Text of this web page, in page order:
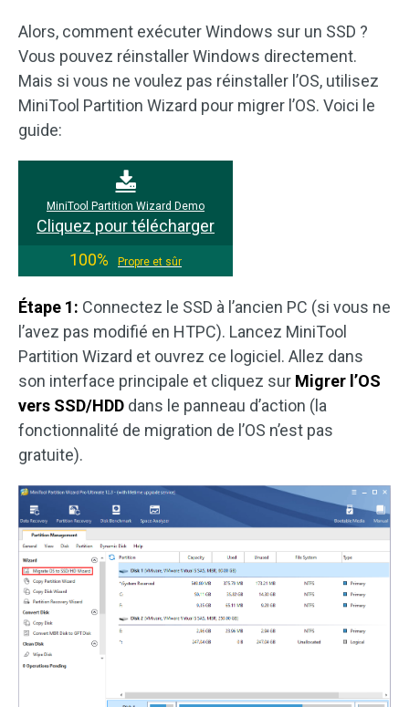
Alors, comment exécuter Windows sur un SSD ?
Vous pouvez réinstaller Windows directement.
Mais si vous ne voulez pas réinstaller l’OS, utilisez
MiniTool Partition Wizard pour migrer l’OS. Voici le
guide:
MiniTool Partition Wizard Demo
Cliquez pour télécharger
100%
Propre et sûr
Étape 1: Connectez le SSD à l’ancien PC (si vous ne
l’avez pas modifié en HTPC). Lancez MiniTool
Partition Wizard et ouvrez ce logiciel. Allez dans
son interface principale et cliquez sur Migrer l’OS
vers SSD/HDD dans le panneau d’action (la
fonctionnalité de migration de l’OS n’est pas
gratuite).